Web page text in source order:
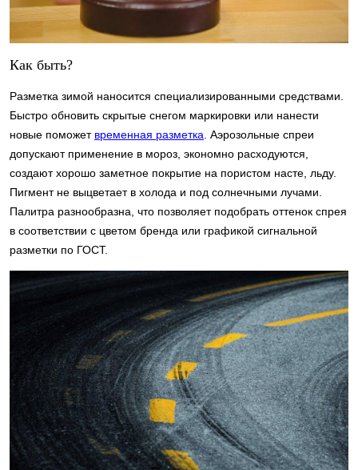
Как быть?
Разметка зимой наносится специализированными средствами.
Быстро обновить скрытые снегом маркировки или нанести
новые поможет временная разметка . Аэрозольные спреи
допускают применение в мороз, экономно расходуются,
создают хорошо заметное покрытие на пористом насте, льду.
Пигмент не выцветает в холода и под солнечными лучами.
Палитра разнообразна, что позволяет подобрать оттенок спрея
в соответствии с цветом бренда или графикой сигнальной
разметки по ГОСТ.